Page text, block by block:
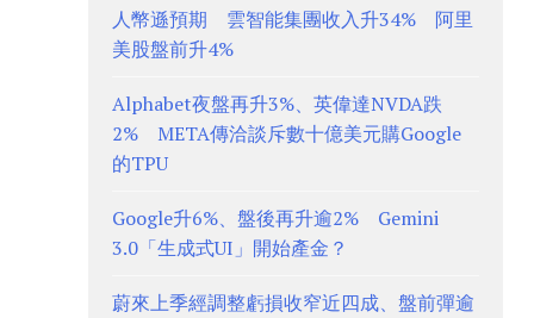
人幣遜預期 雲智能集團收入升34% 阿里
美股盤前升4%
Alphabet夜盤再升3%、英偉達NVDA跌
2% META傳洽談斥數十億美元購Google
的TPU
Google升6%、盤後再升逾2% Gemini
3.0「生成式UI」開始產金？
蔚來上季經調整虧損收窄近四成、盤前彈逾